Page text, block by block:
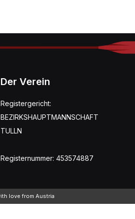
Der Verein
Registergericht:
BEZIRKSHAUPTMANNSCHAFT
TULLN
Registernummer: 453574887
love from Austria